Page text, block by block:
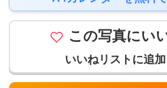
この写真にい
いいねリストに追